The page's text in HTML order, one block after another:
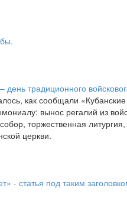
день традиционного
как сообщали
вынос регалий из
торжественная
церкви.
- статья под таким